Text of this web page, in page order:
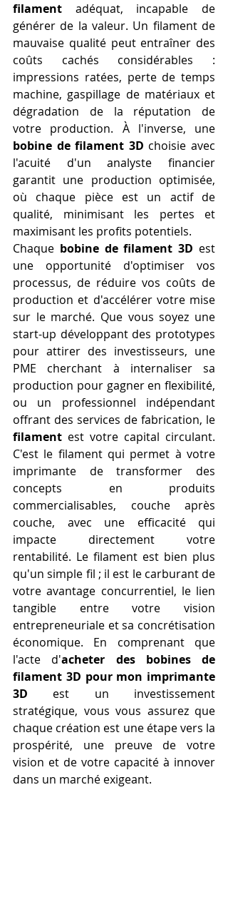
filament adéquat, incapable de
générer de la valeur. Un filament de
mauvaise qualité peut entraîner des
coûts cachés considérables :
impressions ratées, perte de temps
machine, gaspillage de matériaux et
dégradation de la réputation de
bobine de filament 3D choisie avec
l'acuité d'un analyste financier
garantit une production optimisée,
où chaque pièce est un actif de
qualité, minimisant les pertes et
maximisant les profits potentiels.
Chaque bobine de filament 3D est
une opportunité d'optimiser vos
processus, de réduire vos coûts de
production et d'accélérer votre mise
sur le marché. Que vous soyez une
start-up développant des prototypes
pour attirer des investisseurs, une
PME cherchant à internaliser sa
production pour gagner en flexibilité,
ou un professionnel indépendant
filament est votre capital circulant.
C'est le filament qui permet à votre
imprimante de transformer des
concepts en produits
commercialisables, couche après
couche, avec une efficacité qui
impacte directement votre
rentabilité. Le filament est bien plus
qu'un simple fil ; il est le carburant de
votre avantage concurrentiel, le lien
tangible entre votre vision
entrepreneuriale et sa concrétisation
économique. En comprenant que
l'acte d'acheter des bobines de
filament 3D pour mon imprimante
3D est un investissement
stratégique, vous vous assurez que
chaque création est une étape vers la
prospérité, une preuve de votre
vision et de votre capacité à innover
dans un marché exigeant.